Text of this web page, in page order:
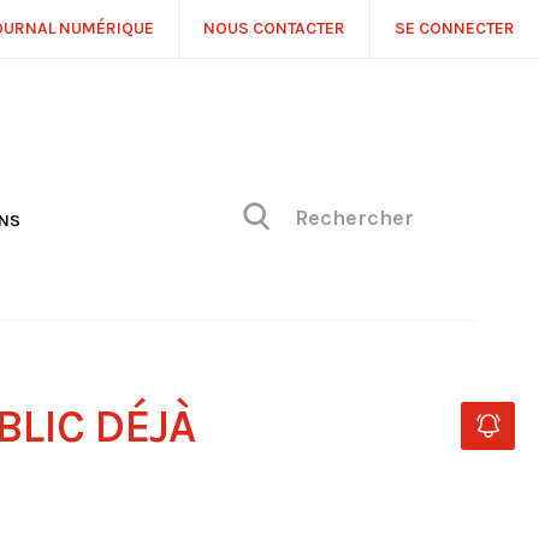
NUMÉRIQUE NOUS CONTACTER SE CONNECTER
DÉJÀ